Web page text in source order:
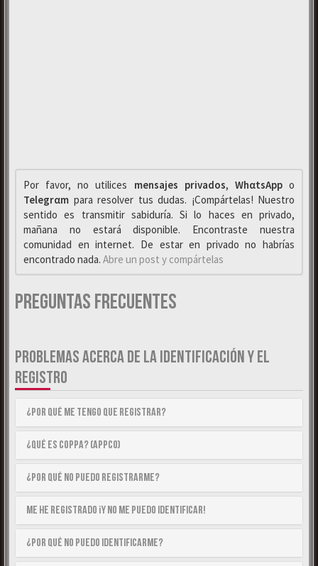
Por favor, no utilices mensajes privados, WhαtsAppo
Telegrαm para resolver tus dudas. ¡Compártelas! Nuestro
sentido es transmitir sabiduría. Si lo haces en privado,
mañana no estará disponible. Encontraste nuestra
comunidad en internet. De estar en privado no habrías
encontrado nada. Abre un post y compártelas
Preguntas Frecuentes
PROBLEMAS ACERCA DE LA IDENTIFICACIÓN Y EL
REGISTRO
¿Por qué me tengo que registrar?
¿Qué es COPPA? (APPCO)
¿Por qué no puedo registrarme?
Me he registrado ¡y no me puedo identificar!
¿Por qué no puedo identificarme?